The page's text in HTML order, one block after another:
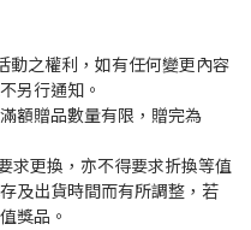
動之權利，如有任何變更內容
另行通知。
額贈品數量有限，贈完為
求更換，亦不得要求折換等值
及出貨時間而有所調整，若
獎品。